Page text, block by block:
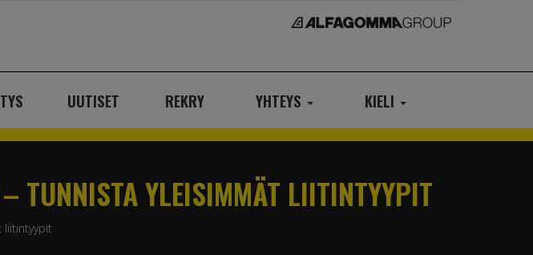
UUTISET REKRY YHTEYS KIELI
TUNNISTA YLEISIMMÄT LIITINTYYPIT
liitintyypit